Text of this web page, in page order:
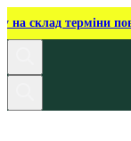
на склад терміни